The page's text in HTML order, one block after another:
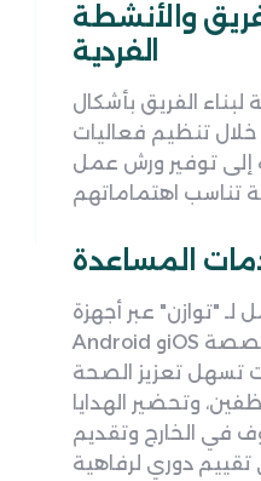
والأنشطة
الفردية
الفريق بأشكال
تنظيم فعاليات
إلى توفير ورش عمل
المساعدة
لـ "توازن" عبر أجهزة
Android وiOS تصميم وتنفيذ برامج مخصصة
تسهل تعزيز الصحة
وتحضير الهدايا
في الخارج وتقديم
تقييم دوري لرفاهية